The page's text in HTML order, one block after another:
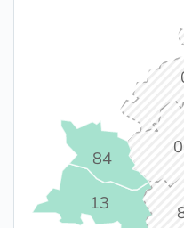
13
84